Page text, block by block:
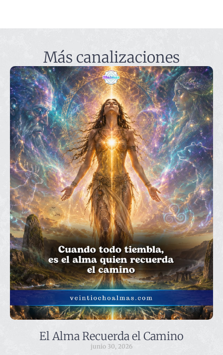
Más canalizaciones
El Alma Recuerda el Camino
junio 30, 2026